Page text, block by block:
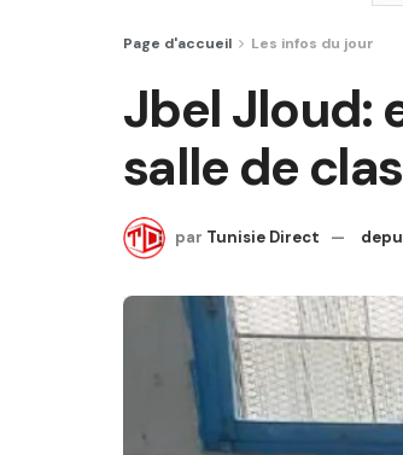
Page d'accueil Les infos du jour
Jbel Jloud:
salle de
par Tunisie Direct